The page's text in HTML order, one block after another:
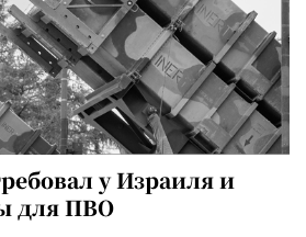
у Израиля и
для ПВО